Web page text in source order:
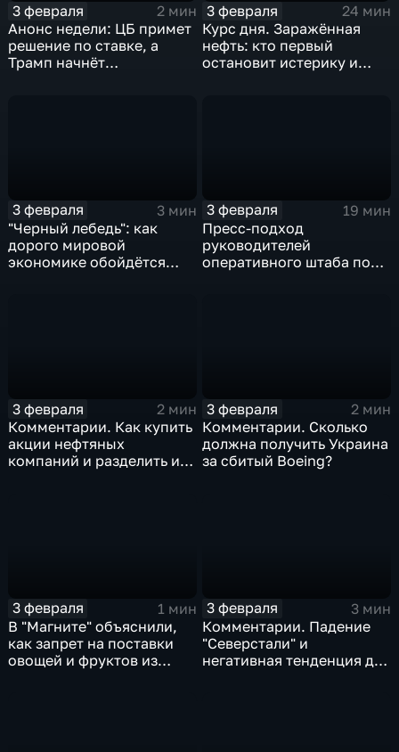
3 февраля
2 мин
Анонс недели: ЦБ примет
решение по ставке, а
Трамп начнёт
3 февраля
24 мин
Курс дня. Заражённая
нефть: кто первый
остановит истерику и
3 февраля
3 мин
"Черный лебедь": как
дорого мировой
экономике обойдётся
3 февраля
19 мин
Пресс-подход
руководителей
оперативного штаба по
3 февраля
2 мин
Комментарии. Как купить
акции нефтяных
компаний и разделить их
3 февраля
2 мин
Комментарии. Сколько
должна получить Украина
за сбитый Boeing?
3 февраля
1 мин
В "Магните" объяснили,
как запрет на поставки
овощей и фруктов из
3 февраля
3 мин
Комментарии. Падение
"Северстали" и
негативная тенденция для